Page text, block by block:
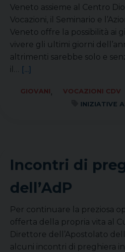
Veneto assieme al Centro
Vocazioni, il Seminario e
Veneto offre la possibilità ai
vivere gli ultimi giorni
altrimenti sarebbe solo e
il… [...]
GIOVANI,
VOCAZIONI CDV
INIZIATIVE
Incontri di
dell’AdP
Per continuare la preziosa
offerta della propria vita al
Direttore dell’Apostolato
alcuni incontri di preghiera